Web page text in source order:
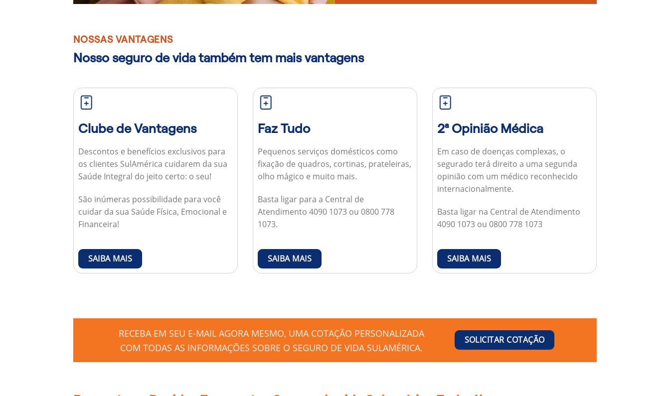
NOSSAS VANTAGENS
Nosso seguro de vida também tem mais vantagens
Clube de Vantagens
Descontos e benefícios exclusivos para
os clientes SulAmérica cuidarem da sua
Saúde Integral do jeito certo: o seu!
São inúmeras possibilidade para você
cuidar da sua Saúde Física, Emocional e
Financeira!
SAIBA MAIS
Faz Tudo
Pequenos serviços domésticos como
fixação de quadros, cortinas, prateleiras,
olho mágico e muito mais.
Basta ligar para a Central de
Atendimento 4090 1073 ou 0800 778
1073.
SAIBA MAIS
2ª Opinião Médica
Em caso de doenças complexas, o
segurado terá direito a uma segunda
opinião com um médico reconhecido
internacionalmente.
Basta ligar na Central de Atendimento
4090 1073 ou 0800 778 1073
SAIBA MAIS
RECEBA EM SEU E-MAIL AGORA MESMO, UMA COTAÇÃO PERSONALIZADA
COM TODAS AS INFORMAÇÕES SOBRE O SEGURO DE VIDA SULAMÉRICA.
SOLICITAR COTAÇÃO